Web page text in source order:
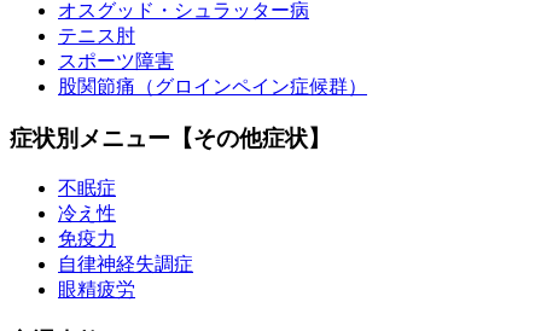
オスグッド・シュラッター病
テニス肘
スポーツ障害
股関節痛（グロインペイン症候群）
症状別メニュー【その他症状】
不眠症
冷え性
免疫力
自律神経失調症
眼精疲労